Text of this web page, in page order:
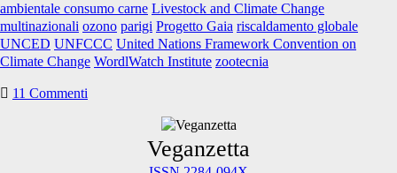
ambientale consumo carne Livestock and Climate Change
multinazionali ozono parigi Progetto Gaia riscaldamento globale
UNCED UNFCCC United Nations Framework Convention on
Climate Change WordlWatch Institute zootecnia
11 Commenti
Veganzetta